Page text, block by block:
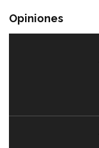
Opiniones